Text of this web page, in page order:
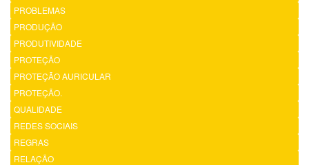
PROBLEMAS
PRODUÇÃO
PRODUTIVIDADE
PROTEÇÃO
PROTEÇÃO AURICULAR
PROTEÇÃO.
QUALIDADE
REDES SOCIAIS
REGRAS
RELAÇÃO